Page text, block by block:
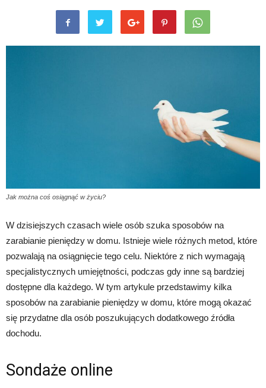
Jak można coś osiągnąć w życiu?
W dzisiejszych czasach wiele osób szuka sposobów na
zarabianie pieniędzy w domu. Istnieje wiele różnych metod, które
pozwalają na osiągnięcie tego celu. Niektóre z nich wymagają
specjalistycznych umiejętności, podczas gdy inne są bardziej
dostępne dla każdego. W tym artykule przedstawimy kilka
sposobów na zarabianie pieniędzy w domu, które mogą okazać
się przydatne dla osób poszukujących dodatkowego źródła
dochodu.
Sondaże online